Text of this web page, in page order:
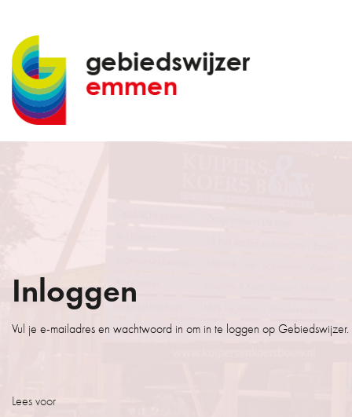
Inloggen
Vul je e-mailadres en wachtwoord in om in te loggen op Gebiedswijzer.
Lees voor